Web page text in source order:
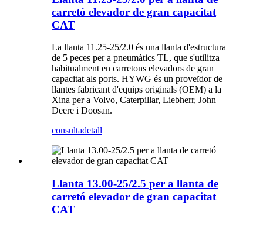
carretó elevador de gran capacitat
CAT
La llanta 11.25-25/2.0 és una llanta d'estructura
de 5 peces per a pneumàtics TL, que s'utilitza
habitualment en carretons elevadors de gran
capacitat als ports. HYWG és un proveïdor de
llantes fabricant d'equips originals (OEM) a la
Xina per a Volvo, Caterpillar, Liebherr, John
Deere i Doosan.
consultadetall
Llanta 13.00-25/2.5 per a llanta de
carretó elevador de gran capacitat
CAT